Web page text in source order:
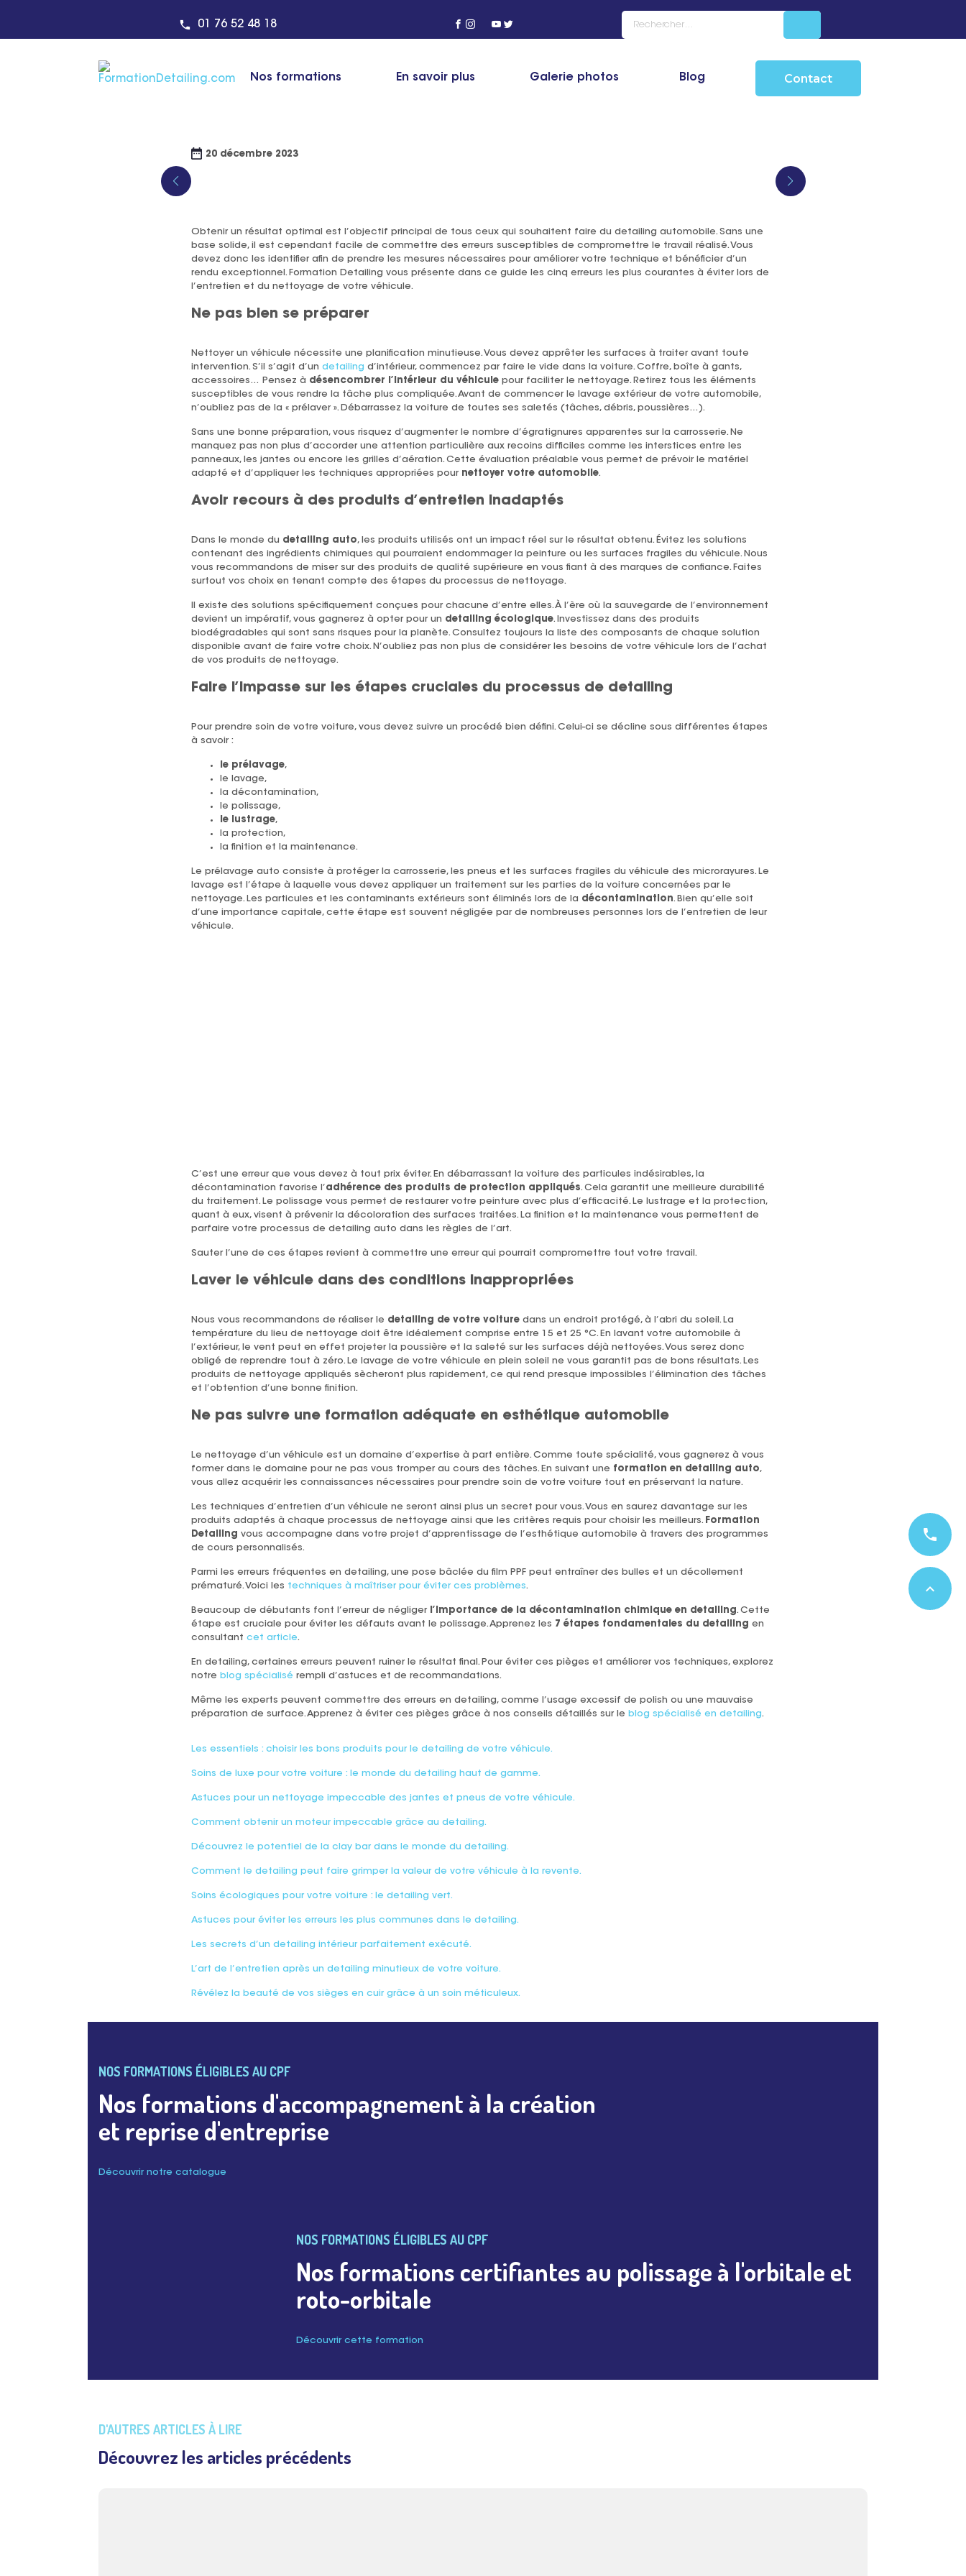
01 76 52 48 18
Nos formations En savoir plus Galerie photos Blog Contact
Les erreurs courantes à éviter en detailing automobile
20 décembre 2023
Obtenir un résultat optimal est l’objectif principal de tous ceux qui souhaitent faire du detailing automobile. Sans une
base solide, il est cependant facile de commettre des erreurs susceptibles de compromettre le travail réalisé. Vous
devez donc les identifier afin de prendre les mesures nécessaires pour améliorer votre technique et bénéficier d’un
rendu exceptionnel. Formation Detailing vous présente dans ce guide les cinq erreurs les plus courantes à éviter lors de
l’entretien et du nettoyage de votre véhicule.
Ne pas bien se préparer
Nettoyer un véhicule nécessite une planification minutieuse. Vous devez apprêter les surfaces à traiter avant toute
intervention. S’il s’agit d’un detailing d’intérieur, commencez par faire le vide dans la voiture. Coffre, boîte à gants,
accessoires… Pensez à désencombrer l’intérieur du véhiculepour faciliter le nettoyage. Retirez tous les éléments
susceptibles de vous rendre la tâche plus compliquée. Avant de commencer le lavage extérieur de votre automobile,
n’oubliez pas de la « prélaver ». Débarrassez la voiture de toutes ses saletés (tâches, débris, poussières…).
Sans une bonne préparation, vous risquez d’augmenter le nombre d’égratignures apparentes sur la carrosserie. Ne
manquez pas non plus d’accorder une attention particulière aux recoins difficiles comme les interstices entre les
panneaux, les jantes ou encore les grilles d’aération. Cette évaluation préalable vous permet de prévoir le matériel
adapté et d’appliquer les techniques appropriées pour nettoyer votre automobile.
Avoir recours à des produits d’entretien inadaptés
Dans le monde du detailing auto, les produits utilisés ont un impact réel sur le résultat obtenu. Évitez les solutions
contenant des ingrédients chimiques qui pourraient endommager la peinture ou les surfaces fragiles du véhicule. Nous
vous recommandons de miser sur des produits de qualité supérieure en vous fiant à des marques de confiance. Faites
surtout vos choix en tenant compte des étapes du processus de nettoyage.
Il existe des solutions spécifiquement conçues pour chacune d’entre elles. À l’ère où la sauvegarde de l’environnement
devient un impératif, vous gagnerez à opter pour un detailing écologique. Investissez dans des produits
biodégradables qui sont sans risques pour la planète. Consultez toujours la liste des composants de chaque solution
disponible avant de faire votre choix. N’oubliez pas non plus de considérer les besoins de votre véhicule lors de l’achat
de vos produits de nettoyage.
Faire l’impasse sur les étapes cruciales du processus de detailing
Pour prendre soin de votre voiture, vous devez suivre un procédé bien défini. Celui-ci se décline sous différentes étapes
à savoir :
le prélavage,
le lavage,
la décontamination,
le polissage,
le lustrage,
la protection,
la finition et la maintenance.
Le prélavage auto consiste à protéger la carrosserie, les pneus et les surfaces fragiles du véhicule des microrayures. Le
lavage est l’étape à laquelle vous devez appliquer un traitement sur les parties de la voiture concernées par le
nettoyage. Les particules et les contaminants extérieurs sont éliminés lors de la décontamination. Bien qu’elle soit
d’une importance capitale, cette étape est souvent négligée par de nombreuses personnes lors de l’entretien de leur
véhicule.
C’est une erreur que vous devez à tout prix éviter. En débarrassant la voiture des particules indésirables, la
décontamination favorise l’adhérence des produits de protection appliqués. Cela garantit une meilleure durabilité
du traitement. Le polissage vous permet de restaurer votre peinture avec plus d’efficacité. Le lustrage et la protection,
quant à eux, visent à prévenir la décoloration des surfaces traitées. La finition et la maintenance vous permettent de
parfaire votre processus de detailing auto dans les règles de l’art.
Sauter l’une de ces étapes revient à commettre une erreur qui pourrait compromettre tout votre travail.
Laver le véhicule dans des conditions inappropriées
Nous vous recommandons de réaliser le detailing de votre voituredans un endroit protégé, à l’abri du soleil. La
température du lieu de nettoyage doit être idéalement comprise entre 15 et 25 °C. En lavant votre automobile à
l’extérieur, le vent peut en effet projeter la poussière et la saleté sur les surfaces déjà nettoyées. Vous serez donc
obligé de reprendre tout à zéro. Le lavage de votre véhicule en plein soleil ne vous garantit pas de bons résultats. Les
produits de nettoyage appliqués sècheront plus rapidement, ce qui rend presque impossibles l’élimination des tâches
et l’obtention d’une bonne finition.
Ne pas suivre une formation adéquate en esthétique automobile
Le nettoyage d’un véhicule est un domaine d’expertise à part entière. Comme toute spécialité, vous gagnerez à vous
former dans le domaine pour ne pas vous tromper au cours des tâches. En suivant une formation en detailing auto,
vous allez acquérir les connaissances nécessaires pour prendre soin de votre voiture tout en préservant la nature.
Les techniques d’entretien d’un véhicule ne seront ainsi plus un secret pour vous. Vous en saurez davantage sur les
produits adaptés à chaque processus de nettoyage ainsi que les critères requis pour choisir les meilleurs. Formation
Detailing vous accompagne dans votre projet d’apprentissage de l’esthétique automobile à travers des programmes
de cours personnalisés.
Parmi les erreurs fréquentes en detailing, une pose bâclée du film PPF peut entraîner des bulles et un décollement
prématuré. Voici les techniques à maîtriser pour éviter ces problèmes.
Beaucoup de débutants font l’erreur de négliger l’importance de la décontamination chimique en detailing. Cette
étape est cruciale pour éviter les défauts avant le polissage. Apprenez les 7 étapes fondamentales du detailing en
consultant cet article.
En detailing, certaines erreurs peuvent ruiner le résultat final. Pour éviter ces pièges et améliorer vos techniques, explorez
notre blog spécialisé rempli d’astuces et de recommandations.
Même les experts peuvent commettre des erreurs en detailing, comme l’usage excessif de polish ou une mauvaise
préparation de surface. Apprenez à éviter ces pièges grâce à nos conseils détaillés sur le blog spécialisé en detailing.
Les essentiels : choisir les bons produits pour le detailing de votre véhicule.
Soins de luxe pour votre voiture : le monde du detailing haut de gamme.
Astuces pour un nettoyage impeccable des jantes et pneus de votre véhicule.
Comment obtenir un moteur impeccable grâce au detailing.
Découvrez le potentiel de la clay bar dans le monde du detailing.
Comment le detailing peut faire grimper la valeur de votre véhicule à la revente.
Soins écologiques pour votre voiture : le detailing vert.
Astuces pour éviter les erreurs les plus communes dans le detailing.
Les secrets d’un detailing intérieur parfaitement exécuté.
L’art de l’entretien après un detailing minutieux de votre voiture.
Révélez la beauté de vos sièges en cuir grâce à un soin méticuleux.
NOS FORMATIONS ÉLIGIBLES AU CPF
Nos formations d'accompagnement à la création
et reprise d'entreprise
Découvrir notre catalogue
NOS FORMATIONS ÉLIGIBLES AU CPF
Nos formations certifiantes au polissage à l'orbitale et
roto-orbitale
Découvrir cette formation
D'AUTRES ARTICLES À LIRE
Découvrez les articles précédents
phone
expand_less